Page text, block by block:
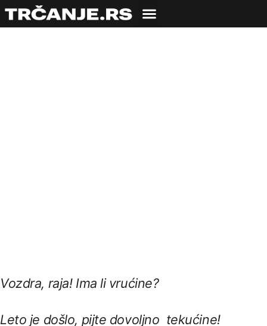
Vozdra, raja! Ima li vrućine?
Leto je došlo, pijte dovoljno tekućine!